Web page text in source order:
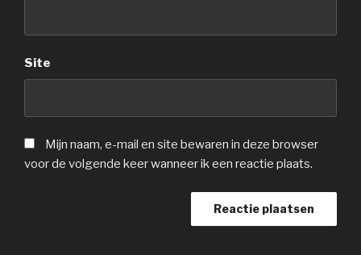
Site
Mijn naam, e-mail en site bewaren in deze browser
voor de volgende keer wanneer ik een reactie plaats.